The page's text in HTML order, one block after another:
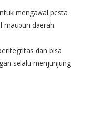
mengawal pesta
maupun daerah.
dan bisa
selalu menjunjung